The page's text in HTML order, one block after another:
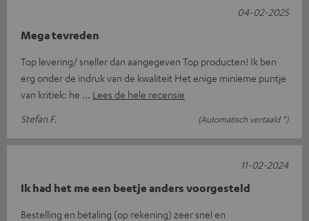
Mega tevreden
Top levering/ sneller dan aangegeven Top producten! Ik ben
erg onder de indruk van de kwaliteit Het enige minieme puntje
van kritiek: he
Lees de hele recensie
Stefan F.
(Automatisch vertaald *)
04-02-2025
Ik had het me een beetje anders voorgesteld
Bestelling en betaling (op rekening) zeer snel en
11-02-2024